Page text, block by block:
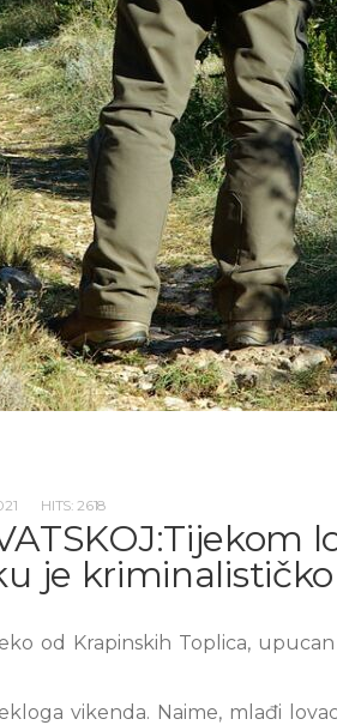
HITS: 2618
je
od Krapinskih Toplica,
vikenda. Naime, mlađi